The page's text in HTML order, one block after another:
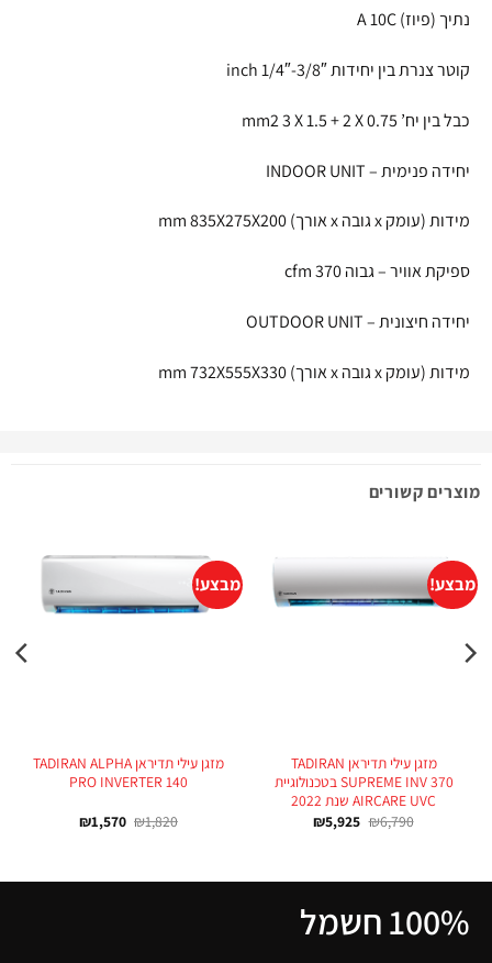
נתיך (פיוז) A 10C
קוטר צנרת בין יחידות inch 1/4″-3/8″
כבל בין יח’ mm2 3 X 1.5 + 2 X 0.75
יחידה פנימית – INDOOR UNIT
מידות (עומק x גובה x אורך) mm 835X275X200
ספיקת אוויר – גבוה cfm 370
יחידה חיצונית – OUTDOOR UNIT
מידות (עומק x גובה x אורך) mm 732X555X330
מוצרים קשורים
מבצע!
מזגן עילי תדיראן TADIRAN
SUPREME INV 370 בטכנולוגיית
AIRCARE UVC שנת 2022
₪6,790
₪5,925
מבצע!
מזגן עילי תדיראן TADIRAN ALPHA
PRO INVERTER 140
₪1,820
₪1,570
100% חשמל